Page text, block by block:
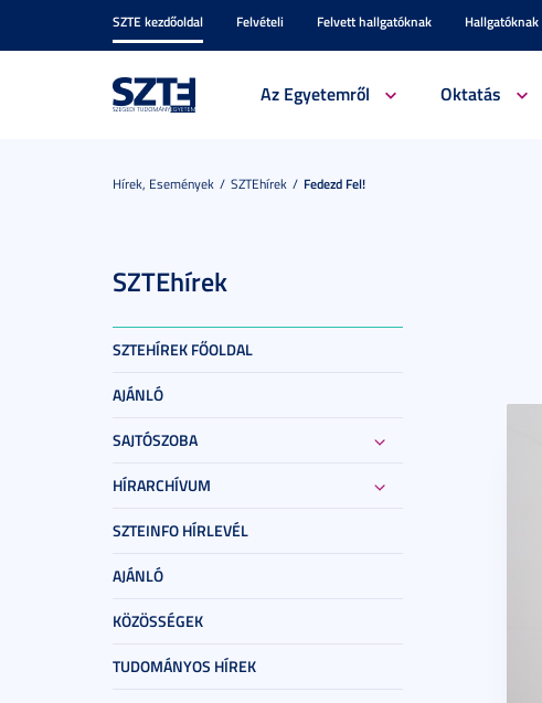
SZTE kezdőoldal Felvételi Felvett hallgatóknak Hallgatóknak
Az Egyetemről Oktatás
Hírek, Események SZTEhírek Fedezd Fel!
SZTEhírek
SZTEHÍREK FŐOLDAL
AJÁNLÓ
SAJTÓSZOBA
HÍRARCHÍVUM
SZTEINFO HÍRLEVÉL
AJÁNLÓ
KÖZÖSSÉGEK
TUDOMÁNYOS HÍREK